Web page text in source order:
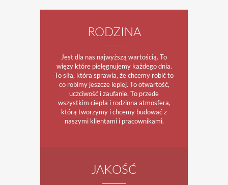
RODZINA
Jest dla nas najwyższą wartością. To
więzy które pielęgnujemy każdego dnia.
To siła, która sprawia, że chcemy robić to
co robimy jeszcze lepiej. To otwartość,
uczciwość i zaufanie. To przede
wszystkim ciepła i rodzinna atmosfera,
którą tworzymy i chcemy budować z
naszymi klientami i pracownikami.
JAKOŚĆ